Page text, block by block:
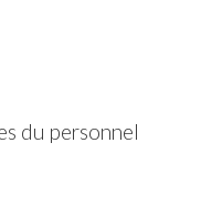
du personnel